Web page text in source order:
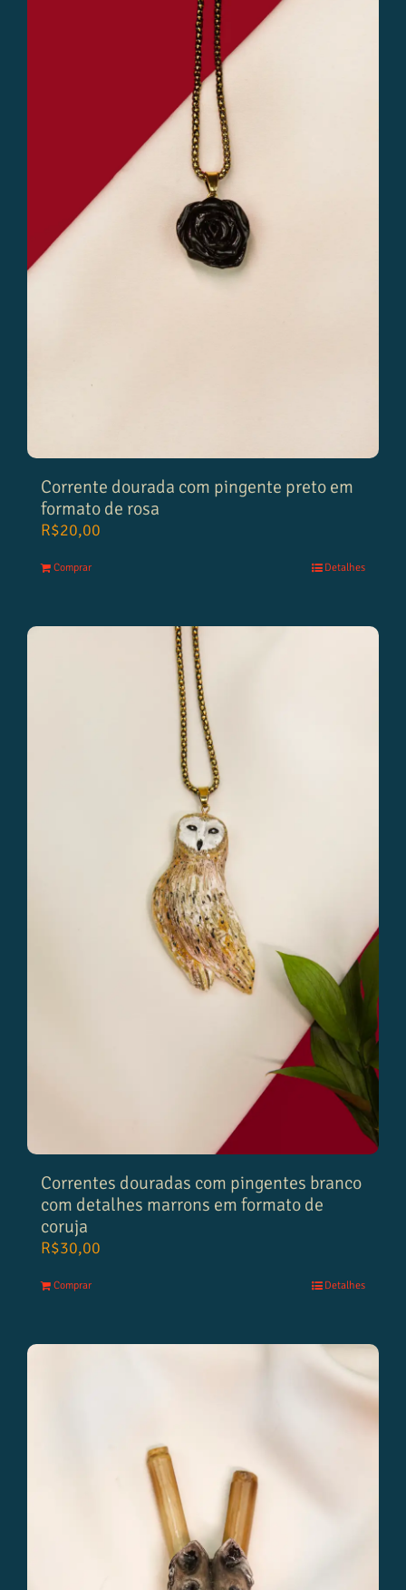
Corrente dourada com pingente preto em
formato de rosa
R$20,00
Comprar Detalhes
Correntes douradas com pingentes branco
com detalhes marrons em formato de
coruja
R$30,00
Comprar Detalhes